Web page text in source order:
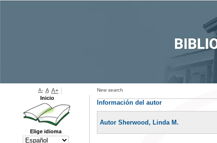
New search
Información del autor
Autor Sherwood, Linda M.
A- A A+
Inicio
Elige idioma